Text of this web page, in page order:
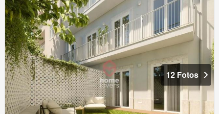
12 Fotos